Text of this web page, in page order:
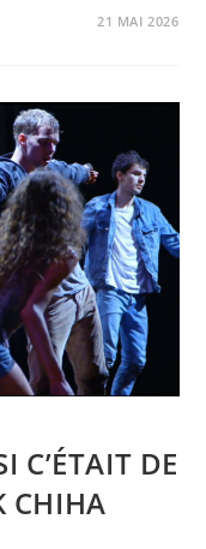
21 MAI 2026
C’ÉTAIT DE
CHIHA